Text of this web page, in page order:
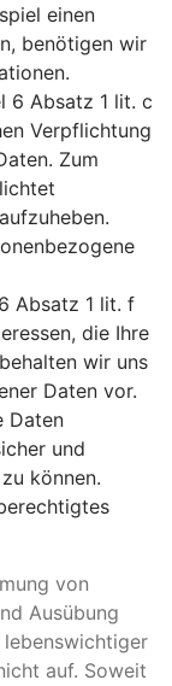
einen
benötigen wir
6 Absatz 1 lit. c
Verpflichtung
Zum
Absatz 1 lit. f
die Ihre
wir uns
Daten vor.
Daten
und
können.
von
Ausübung
auf. Soweit